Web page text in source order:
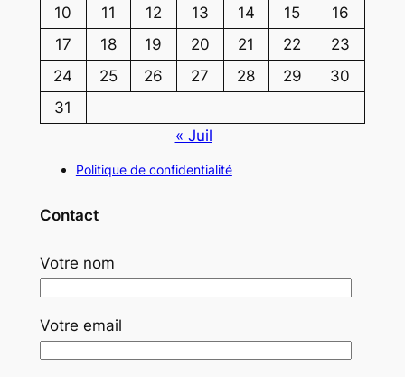
10
11 12 13 14 15
16
17
18 19 20 21 22
23
24
25 26 27 28 29
30
31
« Juil
Politique de confidentialité
Contact
Votre nom
Votre email